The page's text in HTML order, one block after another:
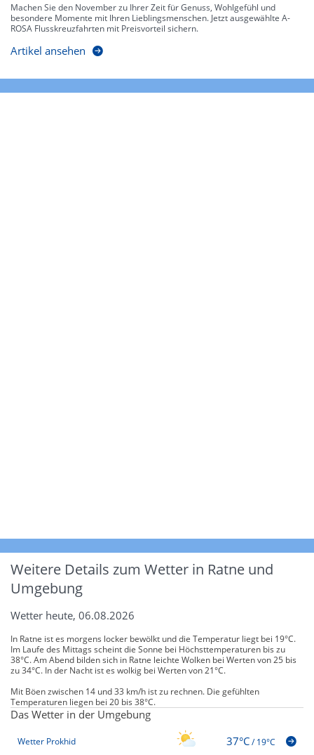
Machen Sie den November zu Ihrer Zeit für Genuss, Wohlgefühl und
besondere Momente mit Ihren Lieblingsmenschen. Jetzt ausgewählte A-
ROSA Flusskreuzfahrten mit Preisvorteil sichern.
Artikel ansehen
Weitere Details zum Wetter in Ratne und
Umgebung
Wetter heute, 06.08.2026
In Ratne ist es morgens locker bewölkt und die Temperatur liegt bei 19°C.
Im Laufe des Mittags scheint die Sonne bei Höchsttemperaturen bis zu
38°C. Am Abend bilden sich in Ratne leichte Wolken bei Werten von 25 bis
zu 34°C. In der Nacht ist es wolkig bei Werten von 21°C.
Mit Böen zwischen 14 und 33 km/h ist zu rechnen. Die gefühlten
Temperaturen liegen bei 20 bis 38°C.
Das Wetter in der Umgebung
Wetter Prokhid 37°C/19°C